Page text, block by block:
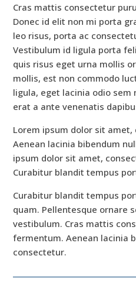
Cras mattis consectetur
Donec id elit non mi porta
leo risus, porta ac
Vestibulum id ligula porta
quis risus eget urna mollis
mollis, est non commodo
ligula, eget lacinia odio sem
erat a ante venenatis
Lorem ipsum dolor sit
Aenean lacinia bibendum
ipsum dolor sit amet,
Curabitur blandit tempus
Curabitur blandit tempus
quam. Pellentesque ornare
vestibulum. Cras mattis
fermentum. Aenean lacinia
consectetur.